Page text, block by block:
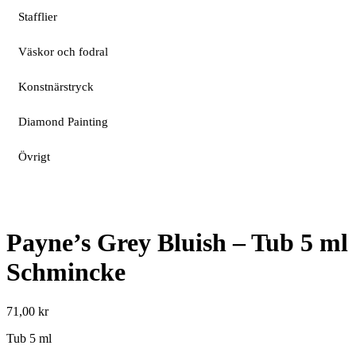
Stafflier
Väskor och fodral
Konstnärstryck
Diamond Painting
Övrigt
Payne’s Grey Bluish – Tub 5 ml
Schmincke
71,00 kr
Tub 5 ml